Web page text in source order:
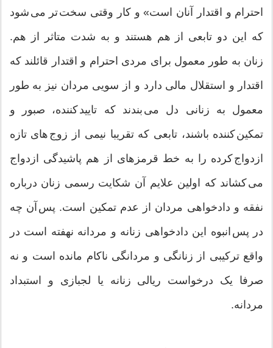
احترام و اقتدار آنان است» و کار وقتی سخت تر می شود
که این دو تابعی از هم هستند و به شدت متاثر از هم.
زنان به طور معمول برای مردی احترام و اقتدار قائلند که
اقتدار و استقلال مالی دارد و از سویی مردان نیز به طور
معمول به زنانی دل می بندند که تایید کننده، صبور و
تمکین کننده باشند، تابعی که تقریبا نیمی از زوج های تازه
ازدواج کرده را به خط قرمزهای از هم پاشیدگی ازدواج
می کشاند که اولین علایم آن شکایت رسمی زنان درباره
نفقه و دادخواهی مردان از عدم تمکین است. پس آن چه
در پس انبوه این دادخواهی زنانه و مردانه نهفته است در
واقع ترکیبی از زنانگی و مردانگی ناکام مانده است و نه
صرفا یک درخواست ریالی زنانه یا لجبازی و استبداد
مردانه.